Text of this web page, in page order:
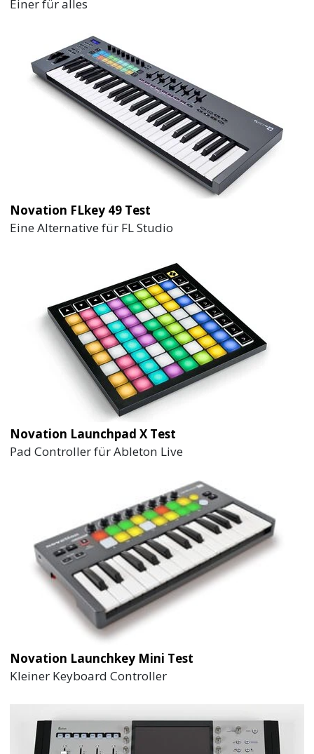
Einer für alles
Novation FLkey 49 Test
Eine Alternative für FL Studio
Novation Launchpad X Test
Pad Controller für Ableton Live
Novation Launchkey Mini Test
Kleiner Keyboard Controller